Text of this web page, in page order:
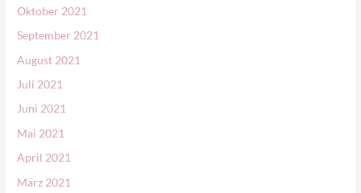
Oktober 2021
September 2021
August 2021
Juli 2021
Juni 2021
Mai 2021
April 2021
März 2021